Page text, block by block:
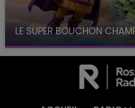
LE SUPER BOUCHON
avec La Famille Champagne